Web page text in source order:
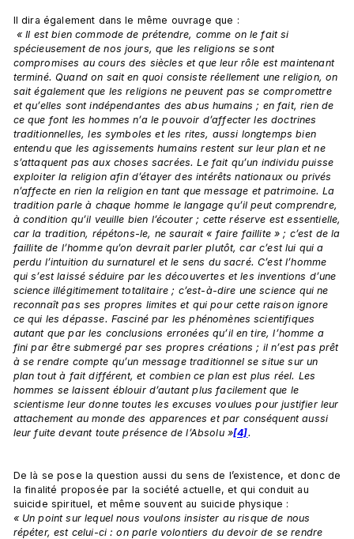
Il dira également dans le même ouvrage que :
« Il est bien commode de prétendre, comme on le fait si
spécieusement de nos jours, que les religions se sont
compromises au cours des siècles et que leur rôle est maintenant
terminé. Quand on sait en quoi consiste réellement une religion, on
sait également que les religions ne peuvent pas se compromettre
et qu’elles sont indépendantes des abus humains ; en fait, rien de
ce que font les hommes n’a le pouvoir d’affecter les doctrines
traditionnelles, les symboles et les rites, aussi longtemps bien
entendu que les agissements humains restent sur leur plan et ne
s’attaquent pas aux choses sacrées. Le fait qu’un individu puisse
exploiter la religion afin d’étayer des intérêts nationaux ou privés
n’affecte en rien la religion en tant que message et patrimoine. La
tradition parle à chaque homme le langage qu’il peut comprendre,
à condition qu’il veuille bien l’écouter ; cette réserve est essentielle,
car la tradition, répétons-le, ne saurait « faire faillite » ; c’est de la
faillite de l’homme qu’on devrait parler plutôt, car c’est lui qui a
perdu l’intuition du surnaturel et le sens du sacré. C’est l’homme
qui s’est laissé séduire par les découvertes et les inventions d’une
science illégitimement totalitaire ; c’est-à-dire une science qui ne
reconnaît pas ses propres limites et qui pour cette raison ignore
ce qui les dépasse. Fasciné par les phénomènes scientifiques
autant que par les conclusions erronées qu’il en tire, l’homme a
fini par être submergé par ses propres créations ; il n’est pas prêt
à se rendre compte qu’un message traditionnel se situe sur un
plan tout à fait différent, et combien ce plan est plus réel. Les
hommes se laissent éblouir d’autant plus facilement que le
scientisme leur donne toutes les excuses voulues pour justifier leur
attachement au monde des apparences et par conséquent aussi
leur fuite devant toute présence de l’Absolu »[4].
De là se pose la question aussi du sens de l’existence, et donc de
la finalité proposée par la société actuelle, et qui conduit au
suicide spirituel, et même souvent au suicide physique :
« Un point sur lequel nous voulons insister au risque de nous
répéter, est celui-ci : on parle volontiers du devoir de se rendre